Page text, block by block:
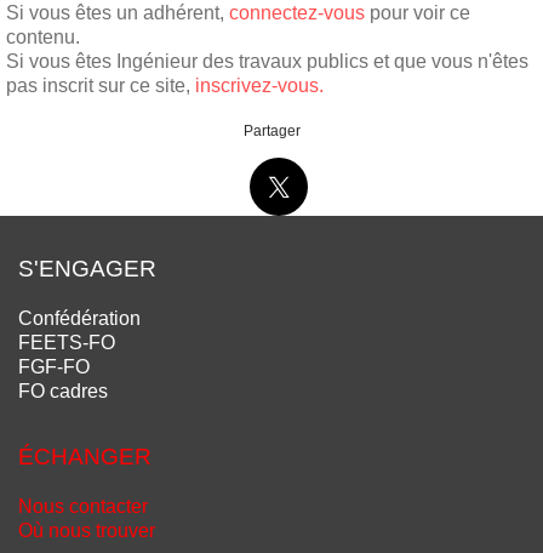
Si vous êtes un adhérent, connectez-vous pour voir ce
contenu.
Si vous êtes Ingénieur des travaux publics et que vous n'êtes
pas inscrit sur ce site, inscrivez-vous.
Partager
S'ENGAGER
Confédération
FEETS-FO
FGF-FO
FO cadres
ÉCHANGER
Nous contacter
Où nous trouver